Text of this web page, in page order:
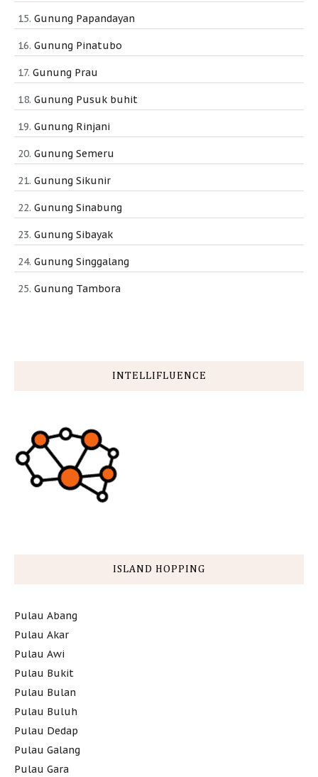
Gunung Papandayan
Gunung Pinatubo
Gunung Prau
Gunung Pusuk buhit
Gunung Rinjani
Gunung Semeru
Gunung Sikunir
Gunung Sinabung
Gunung Sibayak
Gunung Singgalang
Gunung Tambora
INTELLIFLUENCE
ISLAND HOPPING
Pulau Abang
Pulau Akar
Pulau Awi
Pulau Bukit
Pulau Bulan
Pulau Buluh
Pulau Dedap
Pulau Galang
Pulau Gara